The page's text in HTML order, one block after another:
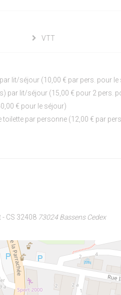
VTT
lit/séjour (10,00 € par pers. pour le
par lit/séjour (15,00 € pour 2 pers.
€ pour le séjour)
toilette par personne (12,00 € par
- CS 32408 73024 Bassens Cedex